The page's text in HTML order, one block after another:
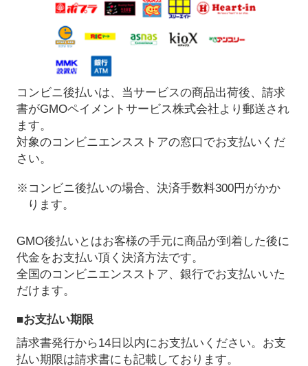
コンビニ後払いは、当サービスの商品出荷後、請求
書がGMOペイメントサービス株式会社より郵送され
ます。
対象のコンビニエンスストアの窓口でお支払いくだ
さい。
※コンビニ後払いの場合、決済手数料300円がかか
ります。
GMO後払いとはお客様の手元に商品が到着した後に
代金をお支払い頂く決済方法です。
全国のコンビニエンスストア、銀行でお支払いいた
だけます。
■お支払い期限
請求書発行から14日以内にお支払いください。お支
払い期限は請求書にも記載しております。